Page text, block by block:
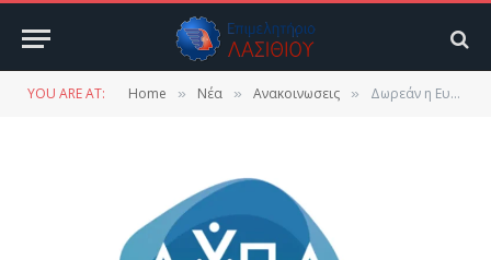
YOU ARE AT: Home » Νέα » Ανακοινωσεις » Δωρεάν η Ευρωπαϊκή Κάρτα Νέων για 116 χιλιάδες νέους μέσω της συνεργασίας ΔΥΠΑ – ΙΝΕΔΙΒΙΜ